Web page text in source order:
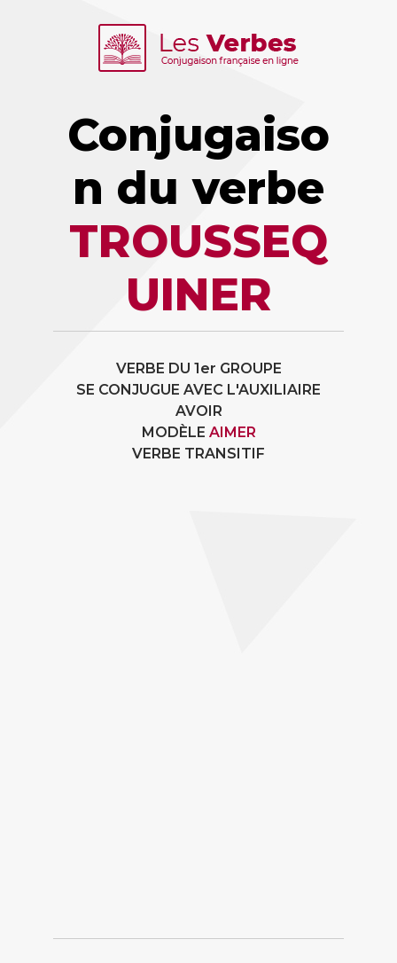
Conjugaiso
n du verbe
TROUSSEQ
UINER
VERBE DU 1er GROUPE
SE CONJUGUE AVEC L'AUXILIAIRE
AVOIR
MODÈLE AIMER
VERBE TRANSITIF